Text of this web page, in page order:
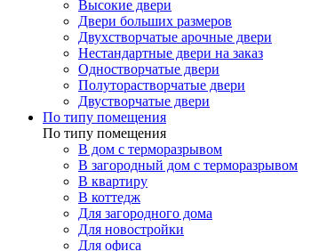
Высокие двери
Двери больших размеров
Двухстворчатые арочные двери
Нестандартные двери на заказ
Одностворчатые двери
Полуторастворчатые двери
Двустворчатые двери
По типу помещения
По типу помещения
В дом с терморазрывом
В загородный дом с терморазрывом
В квартиру
В коттедж
Для загородного дома
Для новостройки
Для офиса